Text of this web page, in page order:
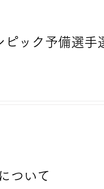
ック予備選手
ついて